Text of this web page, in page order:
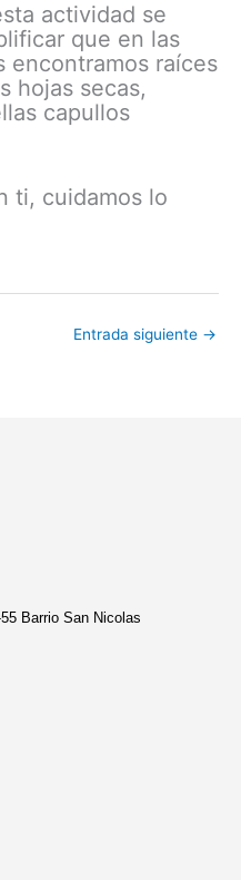
actividad se
que en las
encontramos raíces
hojas secas,
capullos
ti, cuidamos lo
Entrada siguiente →
Barrio San Nicolas